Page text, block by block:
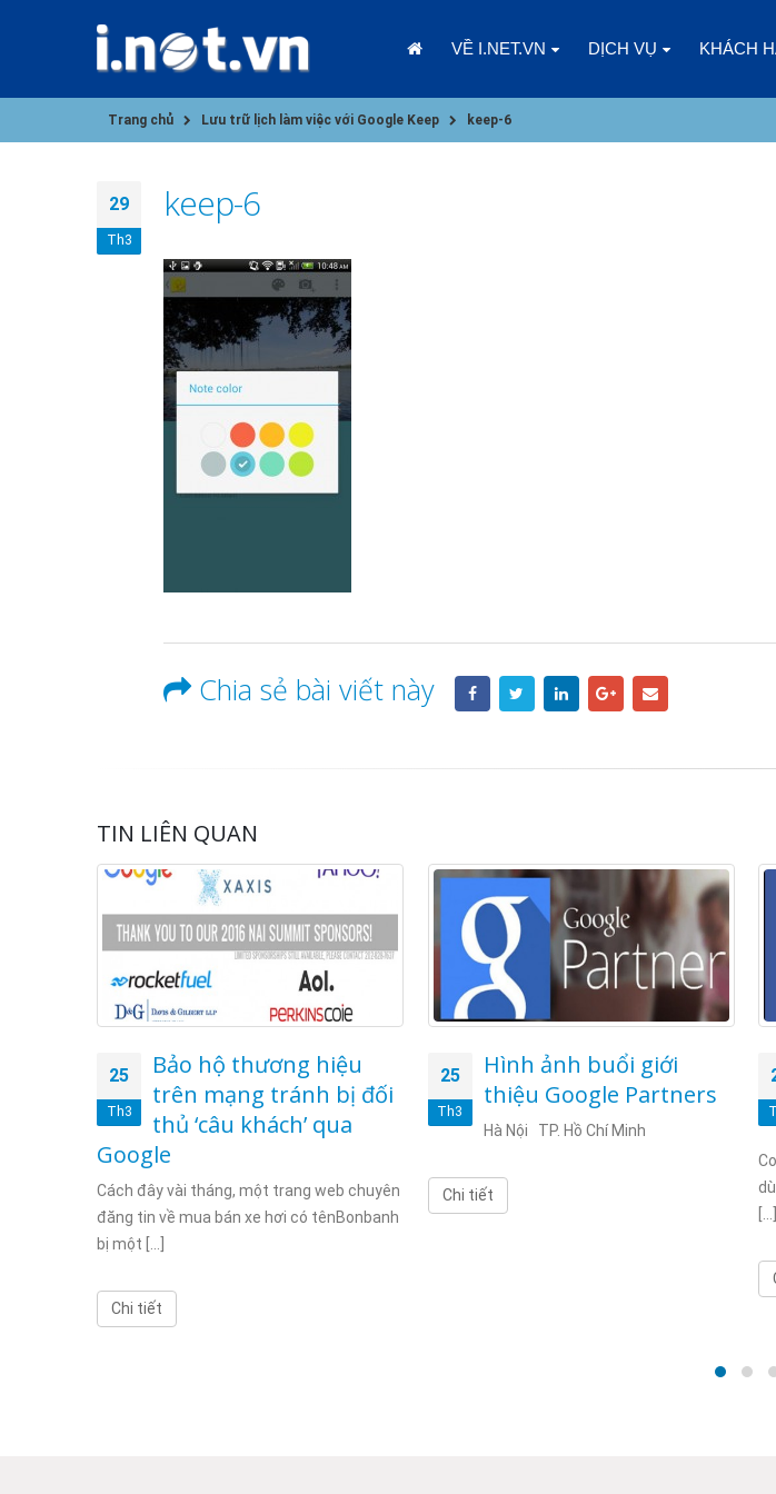
VỀ I.NET.VN DỊCH VỤ KHÁCH
Trang chủ Lưu trữ lịch làm việc với Google Keep keep-6
29
Th3
keep-6
Chia sẻ bài viết này
TIN LIÊN QUAN
25
Th3
Bảo hộ thương hiệu
trên mạng tránh bị đối
thủ ‘câu khách’ qua
Google
Cách đây vài tháng, một trang web chuyên
đăng tin về mua bán xe hơi có tênBonbanh
bị một [...]
Chi tiết
25
Th3
Hình ảnh buổi giới
thiệu Google Partners
Hà Nội TP. Hồ Chí Minh
Chi tiết
[...]